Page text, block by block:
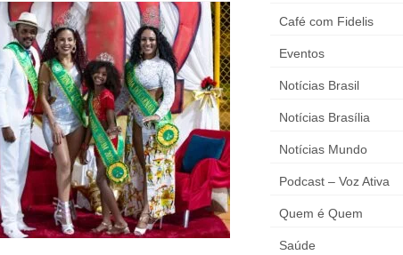
Café com Fidelis
Eventos
Notícias Brasil
Notícias Brasília
Notícias Mundo
Podcast – Voz Ativa
Quem é Quem
Saúde